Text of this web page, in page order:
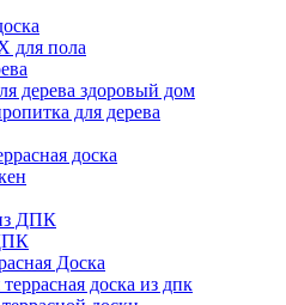
для пола
дерева здоровый дом
для дерева
доска
ДПК
Доска
доска из дпк